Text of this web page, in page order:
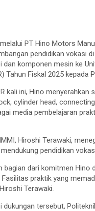
PT Hino Motors
pendidikan vokasi
komponen mesin ke
Tahun Fiskal 2025 kepada
kali ini, Hino
cylinder head,
media pembelajaran
Hiroshi Terawaki,
pendidikan
bagian dari komitmen
praktik yang
Terawaki.
dukungan tersebut,